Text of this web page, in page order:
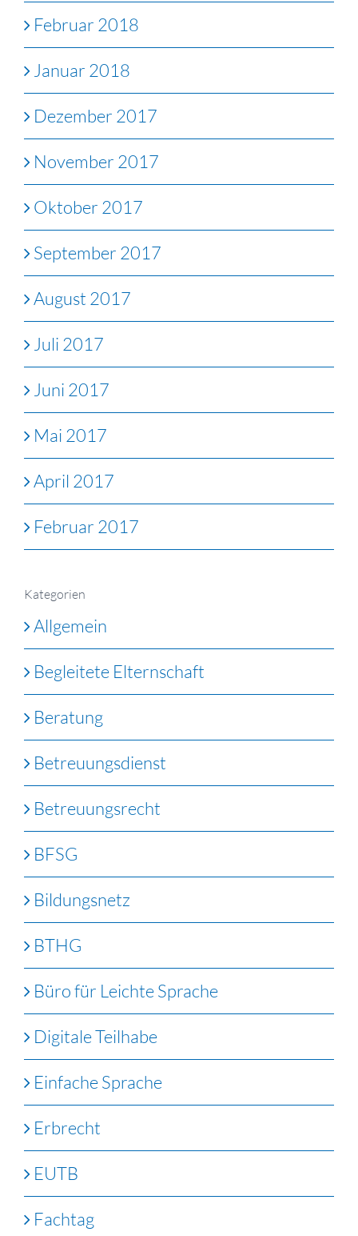
Februar 2018
Januar 2018
Dezember 2017
November 2017
Oktober 2017
September 2017
August 2017
Juli 2017
Juni 2017
Mai 2017
April 2017
Februar 2017
Kategorien
Allgemein
Begleitete Elternschaft
Beratung
Betreuungsdienst
Betreuungsrecht
BFSG
Bildungsnetz
BTHG
Büro für Leichte Sprache
Digitale Teilhabe
Einfache Sprache
Erbrecht
EUTB
Fachtag